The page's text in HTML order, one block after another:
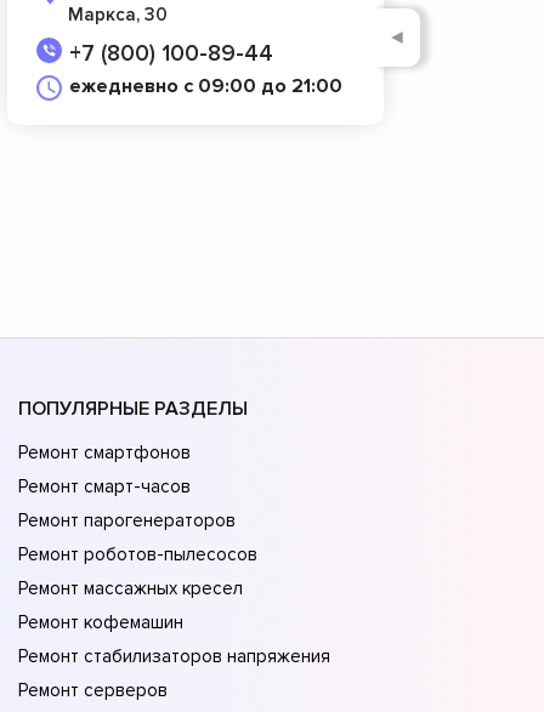
Маркса, 30
+7 (800) 100-89-44
ежедневно с 09:00 до 21:00
◄
ПОПУЛЯРНЫЕ РАЗДЕЛЫ
Ремонт смартфонов
Ремонт смарт-часов
Ремонт парогенераторов
Ремонт роботов-пылесосов
Ремонт массажных кресел
Ремонт кофемашин
Ремонт стабилизаторов напряжения
Ремонт серверов